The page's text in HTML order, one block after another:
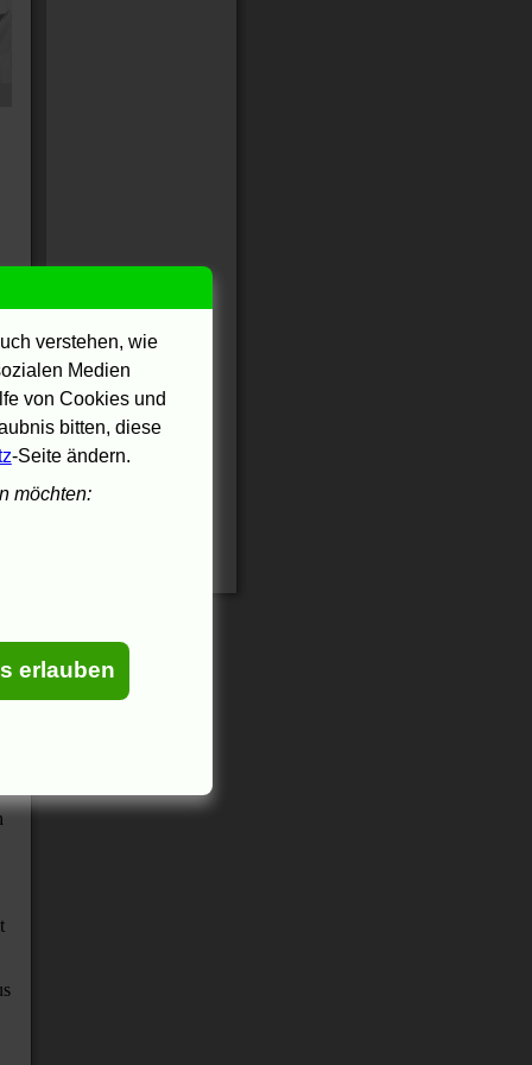
verstehen, wie
Medien
von Cookies und
bitten, diese
-Seite ändern.
möchten:
erlauben